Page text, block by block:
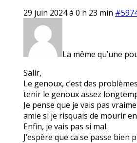
29 juin 2024 à 0 h 23 min
La même qu’une
Salir,
Le genoux, c’est des
tenir le genoux assez
Je pense que je vais pas
amie si je risquais de mourir
Enfin, je vais pas si mal.
J’espère que ca se passe bien